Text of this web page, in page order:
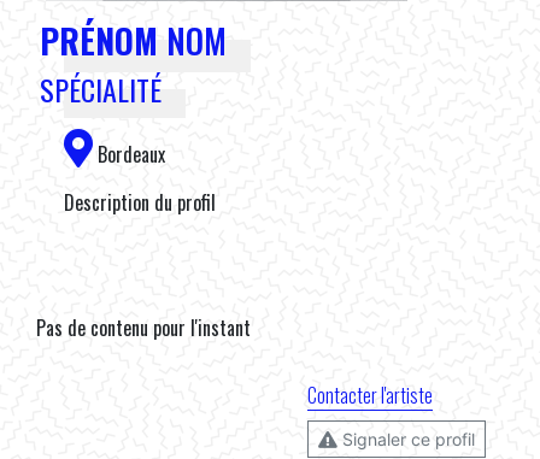
PRÉNOM NOM
SPÉCIALITÉ
Bordeaux
Description du profil
Pas de contenu pour l'instant
Contacter l'artiste
Signaler ce profil